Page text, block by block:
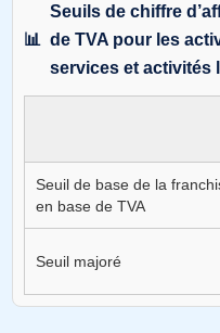
Seuils de chiffre
de TVA pour les
services et activités
Seuil de base de la
en base de TVA
Seuil majoré